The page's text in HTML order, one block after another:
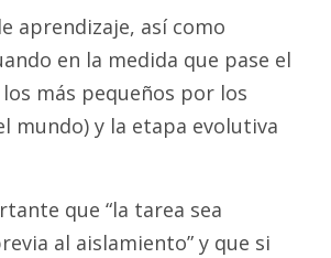
aprendizaje, así como
en la medida que pase el
más pequeños por los
mundo) y la etapa evolutiva
que “la tarea sea
al aislamiento” y que si